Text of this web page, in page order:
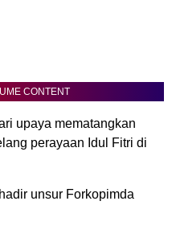
CONTENT
upaya mematangkan
perayaan Idul Fitri di
unsur Forkopimda